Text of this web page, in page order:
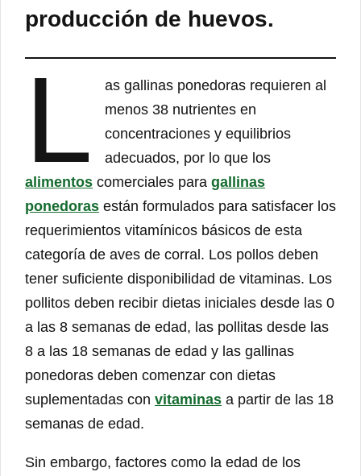
producción de huevos.
L
as gallinas ponedoras requieren al
menos 38 nutrientes en
concentraciones y equilibrios
adecuados, por lo que los
alimentos comerciales para gallinas
ponedoras están formulados para satisfacer los
requerimientos vitamínicos básicos de esta
categoría de aves de corral. Los pollos deben
tener suficiente disponibilidad de vitaminas. Los
pollitos deben recibir dietas iniciales desde las 0
a las 8 semanas de edad, las pollitas desde las
8 a las 18 semanas de edad y las gallinas
ponedoras deben comenzar con dietas
suplementadas con vitaminas a partir de las 18
semanas de edad.
Sin embargo, factores como la edad de los